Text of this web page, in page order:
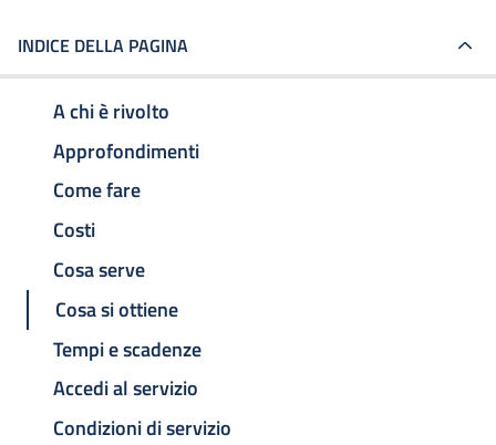
INDICE DELLA PAGINA
A chi è rivolto
Approfondimenti
Come fare
Costi
Cosa serve
Cosa si ottiene
Tempi e scadenze
Accedi al servizio
Condizioni di servizio